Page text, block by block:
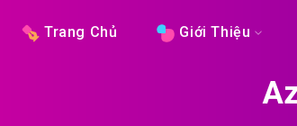
Trang Chủ Giới Thiệu